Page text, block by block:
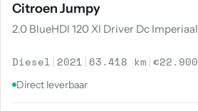
Citroen Jumpy
2.0 BlueHDI 120 Xl Driver Dc Imperiaal
Diesel | 2021 | 63.418 km |€22.900
Direct leverbaar